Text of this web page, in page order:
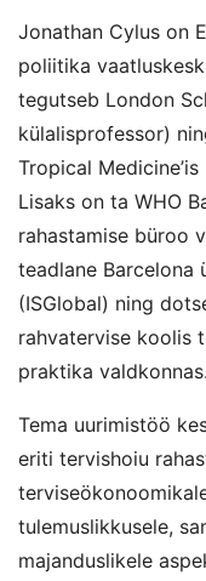
Jonathan Cylus on
poliitika
tegutseb London
külalisprofessor)
Tropical
Lisaks on ta WHO
rahastamise büroo
teadlane Barcelona
(ISGlobal) ning
rahvatervise koolis
praktika valdkonnas.
Tema uurimistöö
eriti tervishoiu
tulemuslikkusele,
majanduslikele